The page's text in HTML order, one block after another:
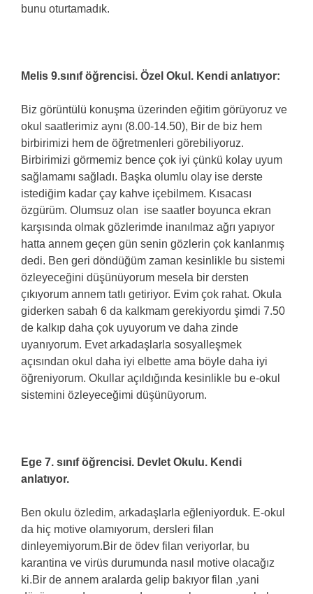
bunu oturtamadık.
Melis 9.sınıf öğrencisi. Özel Okul. Kendi anlatıyor:
Biz görüntülü konuşma üzerinden eğitim görüyoruz ve
okul saatlerimiz aynı (8.00-14.50), Bir de biz hem
birbirimizi hem de öğretmenleri görebiliyoruz.
Birbirimizi görmemiz bence çok iyi çünkü kolay uyum
sağlamamı sağladı. Başka olumlu olay ise derste
istediğim kadar çay kahve içebilmem. Kısacası
özgürüm. Olumsuz olan ise saatler boyunca ekran
karşısında olmak gözlerimde inanılmaz ağrı yapıyor
hatta annem geçen gün senin gözlerin çok kanlanmış
dedi. Ben geri döndüğüm zaman kesinlikle bu sistemi
özleyeceğini düşünüyorum mesela bir dersten
çıkıyorum annem tatlı getiriyor. Evim çok rahat. Okula
giderken sabah 6 da kalkmam gerekiyordu şimdi 7.50
de kalkıp daha çok uyuyorum ve daha zinde
uyanıyorum. Evet arkadaşlarla sosyalleşmek
açısından okul daha iyi elbette ama böyle daha iyi
öğreniyorum. Okullar açıldığında kesinlikle bu e-okul
sistemini özleyeceğimi düşünüyorum.
Ege 7. sınıf öğrencisi. Devlet Okulu. Kendi
anlatıyor.
Ben okulu özledim, arkadaşlarla eğleniyorduk. E-okul
da hiç motive olamıyorum, dersleri filan
dinleyemiyorum.Bir de ödev filan veriyorlar, bu
karantina ve virüs durumunda nasıl motive olacağız
ki.Bir de annem aralarda gelip bakıyor filan ,yani